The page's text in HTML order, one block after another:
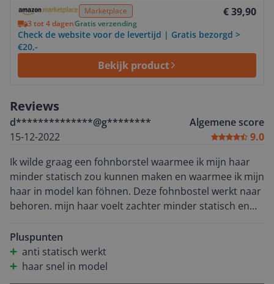
Marketplace € 39,90
3 tot 4 dagenGratis verzending
Check de website voor de levertijd | Gratis bezorgd >
€20,-
Bekijk product
Reviews
d**************@g********
15-12-2022
Algemene score
9.0
Ik wilde graag een fohnborstel waarmee ik mijn haar
minder statisch zou kunnen maken en waarmee ik mijn
haar in model kan föhnen. Deze fohnbostel werkt naar
behoren. mijn haar voelt zachter minder statisch en
Pluspunten
anti statisch werkt
haar snel in model